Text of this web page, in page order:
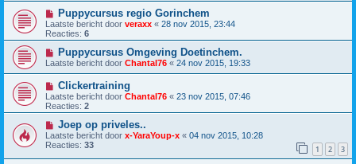
Puppycursus regio Gorinchem
Laatste bericht door veraxx « 28 nov 2015, 23:44
Reacties: 6
Puppycursus Omgeving Doetinchem.
Laatste bericht door Chantal76 « 24 nov 2015, 19:33
Clickertraining
Laatste bericht door Chantal76 « 23 nov 2015, 07:46
Reacties: 2
Joep op priveles..
Laatste bericht door x-YaraYoup-x « 04 nov 2015, 10:28
Reacties: 33 1 2 3